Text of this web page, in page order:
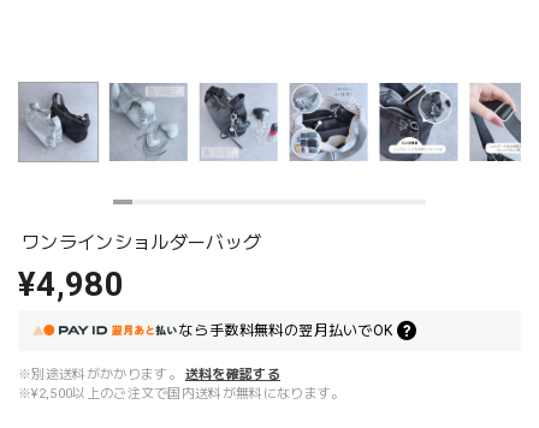
ワンラインショルダーバッグ
¥4,980
なら 手数料無料の翌月払いでOK
※別途送料がかかります。
送料を確認する
※¥2,500以上のご注文で国内送料が無料になります。